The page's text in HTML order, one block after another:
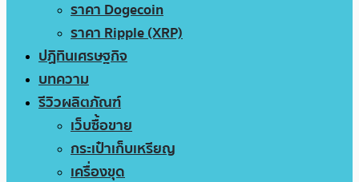
ราคา Dogecoin
ราคา Ripple (XRP)
ปฏิทินเศรษฐกิจ
บทความ
รีวิวผลิตภัณฑ์
เว็บซื้อขาย
กระเป๋าเก็บเหรียญ
เครื่องขุด